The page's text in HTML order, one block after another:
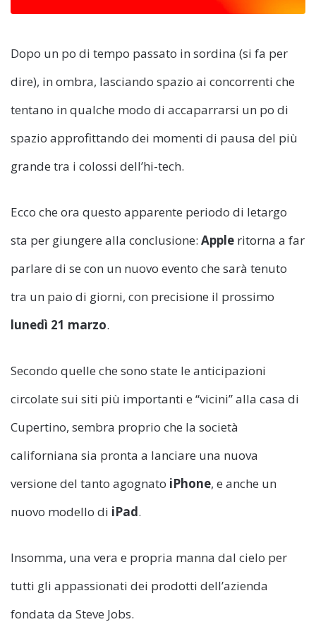
Dopo un po di tempo passato in sordina (si fa per
dire), in ombra, lasciando spazio ai concorrenti che
tentano in qualche modo di accaparrarsi un po di
spazio approfittando dei momenti di pausa del più
grande tra i colossi dell’hi-tech.
Ecco che ora questo apparente periodo di letargo
sta per giungere alla conclusione: Apple ritorna a far
parlare di se con un nuovo evento che sarà tenuto
tra un paio di giorni, con precisione il prossimo
lunedì 21 marzo.
Secondo quelle che sono state le anticipazioni
circolate sui siti più importanti e “vicini” alla casa di
Cupertino, sembra proprio che la società
californiana sia pronta a lanciare una nuova
versione del tanto agognato iPhone, e anche un
nuovo modello di iPad.
Insomma, una vera e propria manna dal cielo per
tutti gli appassionati dei prodotti dell’azienda
fondata da Steve Jobs.